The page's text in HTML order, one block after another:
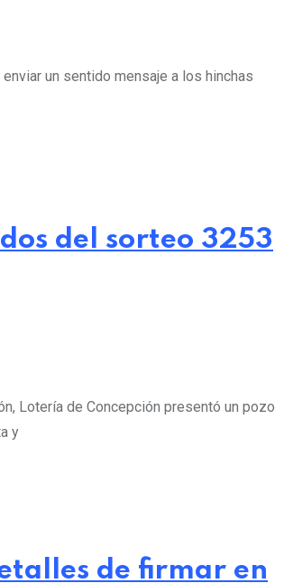
un sentido mensaje a los hinchas
del sorteo 3253
Lotería de Concepción presentó un pozo
y
de firmar en